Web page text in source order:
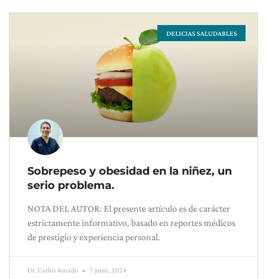
DELICIAS SALUDABLES
Sobrepeso y obesidad en la niñez, un
serio problema.
NOTA DEL AUTOR: El presente artículo es de carácter
estrictamente informativo, basado en reportes médicos
de prestigio y experiencia personal.
Dr. Carlos Amado 7 junio, 2024